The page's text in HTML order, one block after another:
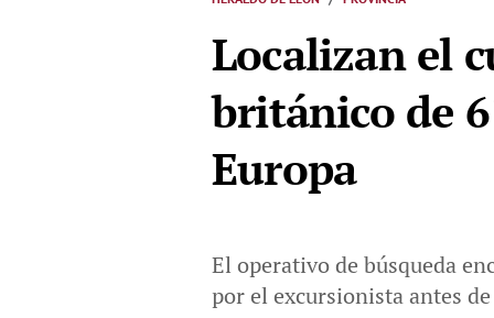
Localizan el
británico de
Europa
El operativo de búsqueda
por el excursionista antes